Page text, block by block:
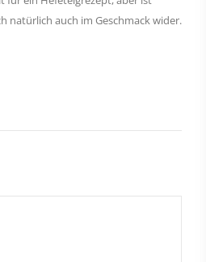
natürlich auch im Geschmack wider.